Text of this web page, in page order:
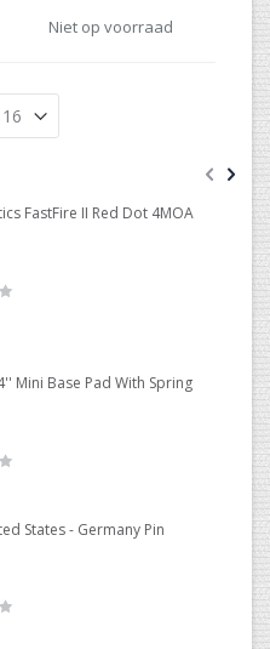
Niet op voorraad
FastFire II Red Dot 4MOA
Mini Base Pad With Spring
States - Germany Pin